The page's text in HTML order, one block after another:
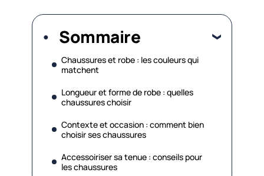
Sommaire
Chaussures et robe : les couleurs qui
matchent
Longueur et forme de robe : quelles
chaussures choisir
Contexte et occasion : comment bien
choisir ses chaussures
Accessoiriser sa tenue : conseils pour
les chaussures